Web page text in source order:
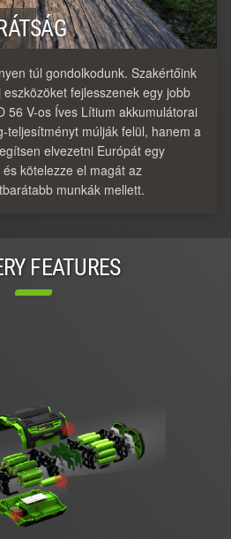
túl gondolkodunk. Szakértőink
fejlesszenek egy jobb
56 V-os Íves Lítium akkumulátorai
teljesítményt múlják felül, hanem a
elvezetni Európát egy
kötelezze el magát az
munkák mellett.
FEATURES